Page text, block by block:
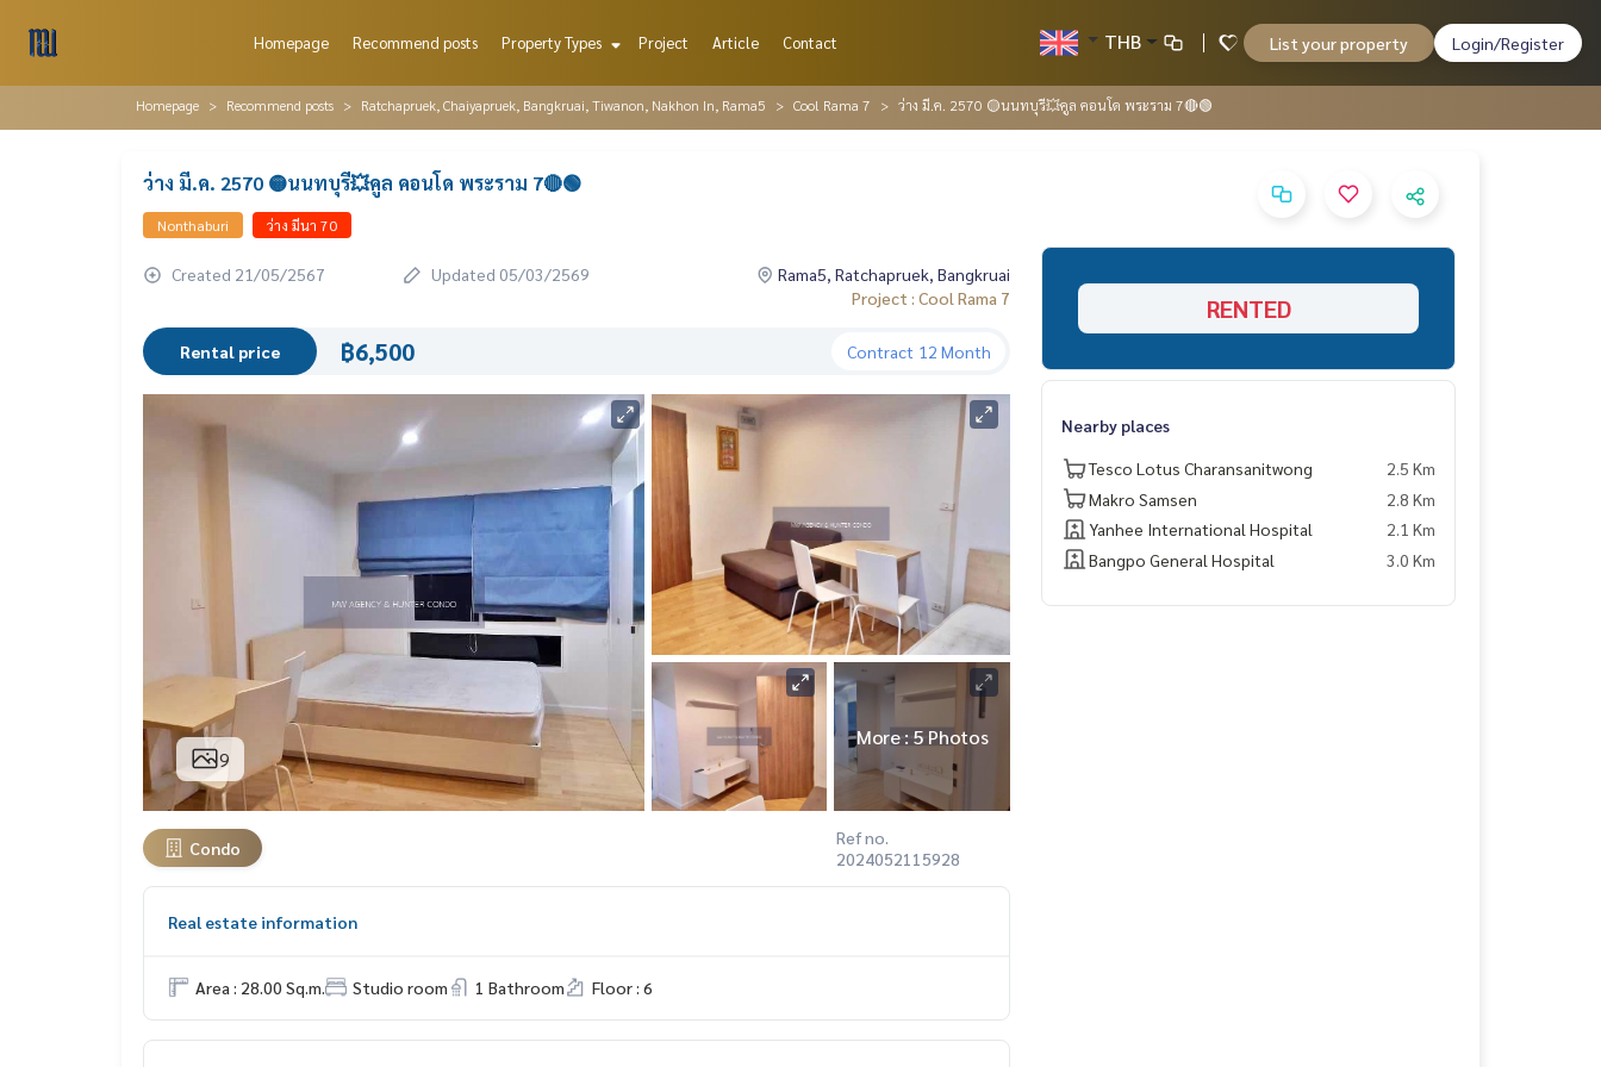
Homepage Recommend posts Property Types Project Article Contact THB List your property Login/Register
Homepage Recommend posts Ratchapruek, Chaiyapruek, Bangkruai, Tiwanon, Nakhon In, Rama5 Cool Rama 7 ว่าง มี.ค. 2570 🟡นนทบุรี💥คูล คอนโด พระราม 7🔴🟢
ว่าง มี.ค. 2570 🟡นนทบุรี💥คูล คอนโด พระราม 7🔴🟢
Nonthaburi ว่าง มีนา 70
Created 21/05/2567 Updated 05/03/2569
Rama5, Ratchapruek, Bangkruai
Project : Cool Rama 7
Rental price ฿6,500 Contract 12 Month
9
More : 5 Photos
Condo
Ref no.
2024052115928
Real estate information
Area : 28.00 Sq.m. Studio room 1 Bathroom Floor : 6
RENTED
Nearby places
Tesco Lotus Charansanitwong
2.5 Km
Makro Samsen
2.8 Km
Yanhee International Hospital
2.1 Km
Bangpo General Hospital
3.0 Km